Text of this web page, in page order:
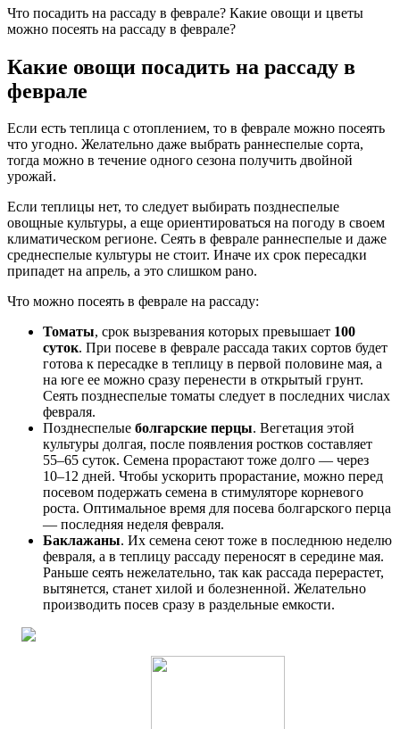
Что посадить на рассаду в феврале? Какие овощи и цветы
можно посеять на рассаду в феврале?
Какие овощи посадить на рассаду в
феврале
Если есть теплица с отоплением, то в феврале можно посеять
что угодно. Желательно даже выбрать раннеспелые сорта,
тогда можно в течение одного сезона получить двойной
урожай.
Если теплицы нет, то следует выбирать позднеспелые
овощные культуры, а еще ориентироваться на погоду в своем
климатическом регионе. Сеять в феврале раннеспелые и даже
среднеспелые культуры не стоит. Иначе их срок пересадки
припадет на апрель, а это слишком рано.
Что можно посеять в феврале на рассаду:
Томаты, срок вызревания которых превышает 100
суток. При посеве в феврале рассада таких сортов будет
готова к пересадке в теплицу в первой половине мая, а
на юге ее можно сразу перенести в открытый грунт.
Сеять позднеспелые томаты следует в последних числах
февраля.
Позднеспелые болгарские перцы. Вегетация этой
культуры долгая, после появления ростков составляет
55–65 суток. Семена прорастают тоже долго — через
10–12 дней. Чтобы ускорить прорастание, можно перед
посевом подержать семена в стимуляторе корневого
роста. Оптимальное время для посева болгарского перца
— последняя неделя февраля.
Баклажаны. Их семена сеют тоже в последнюю неделю
февраля, а в теплицу рассаду переносят в середине мая.
Раньше сеять нежелательно, так как рассада перерастет,
вытянется, станет хилой и болезненной. Желательно
производить посев сразу в раздельные емкости.